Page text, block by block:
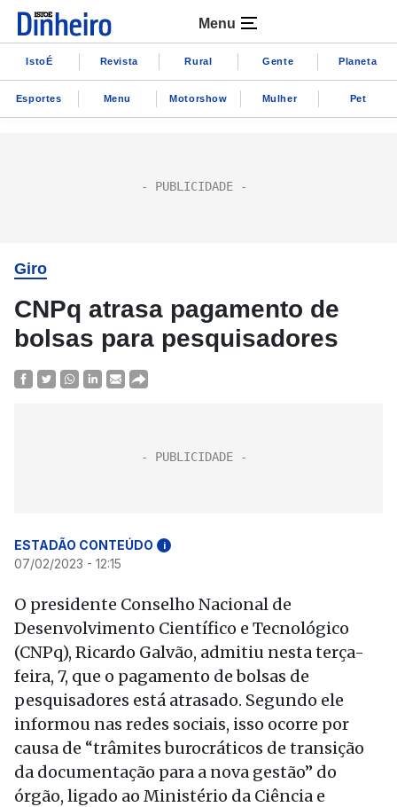
Menu
IstoÉ Revista Rural Gente Planeta
Esportes Menu Motorshow Mulher Pet
Giro
CNPq atrasa pagamento de
bolsas para pesquisadores
ESTADÃO CONTEÚDO i
07/02/2023 - 12:15
O presidente Conselho Nacional de
Desenvolvimento Científico e Tecnológico
(CNPq), Ricardo Galvão, admitiu nesta terça-
feira, 7, que o pagamento de bolsas de
pesquisadores está atrasado. Segundo ele
informou nas redes sociais, isso ocorre por
causa de “trâmites burocráticos de transição
da documentação para a nova gestão” do
órgão, ligado ao Ministério da Ciência e